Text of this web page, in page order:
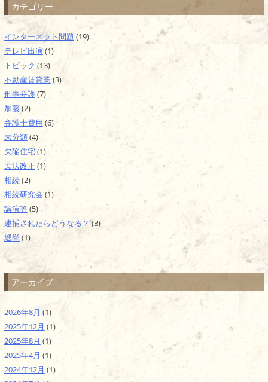
カテゴリー
インターネット問題 (19)
テレビ出演(1)
トピック (13)
不動産賃貸業(3)
刑事弁護(7)
加藤(2)
弁護士費用 (6)
未分類(4)
欠陥住宅(1)
民法改正 (1)
相続(2)
相続研究会 (1)
講演等(5)
逮捕されたらどうなる？(3)
選挙 (1)
アーカイブ
2026年8月 (1)
2025年12月 (1)
2025年8月 (1)
2025年4月 (1)
2024年12月 (1)